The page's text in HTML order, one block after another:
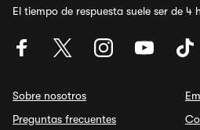
El tiempo de respuesta suele ser de 4
Sobre nosotros
Preguntas frecuentes